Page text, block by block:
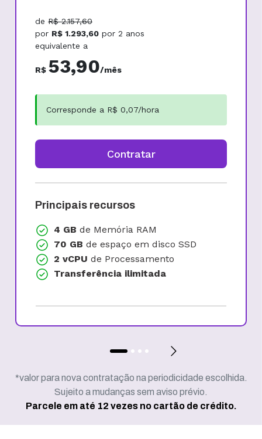
de R$ 2.157,60
por R$ 1.293,60 por 2 anos
equivalente a
R$ 53,90/mês
Corresponde a R$ 0,07/hora
Contratar
Principais recursos
4 GB de Memória RAM
70 GB de espaço em disco SSD
2 vCPU de Processamento
Transferência ilimitada
*valor para nova contratação na periodicidade escolhida.
Sujeito a mudanças sem aviso prévio.
Parcele em até 12 vezes no cartão de crédito.